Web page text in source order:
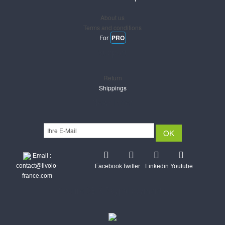
About us
Terms and conditions
For PRO
Return
Shippings
Email :
contact@livolo-
france.com
FacebookTwitter Linkedin Youtube